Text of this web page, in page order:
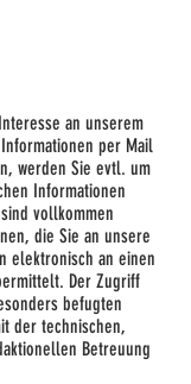
an unserem
per Mail
werden Sie evtl. um
Informationen
vollkommen
die Sie an unsere
elektronisch an einen
Der Zugriff
befugten
der technischen,
Betreuung